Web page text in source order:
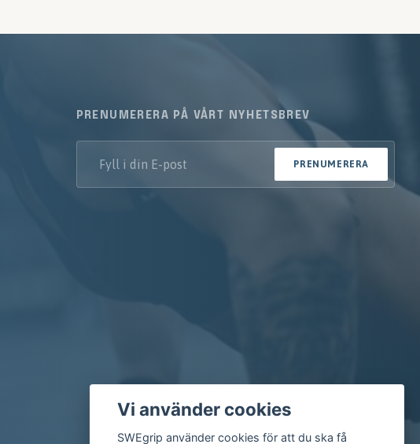
PRENUMERERA PÅ VÅRT NYHETSBREV
PRENUMERERA
Vi använder cookies
SWEgrip använder cookies för att du ska få